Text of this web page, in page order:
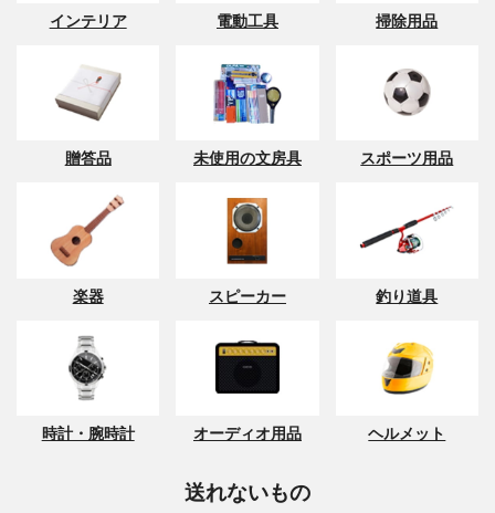
インテリア 電動工具 掃除用品
贈答品 未使用の文房具 スポーツ用品
楽器 スピーカー 釣り道具
時計・腕時計 オーディオ用品 ヘルメット
送れないもの